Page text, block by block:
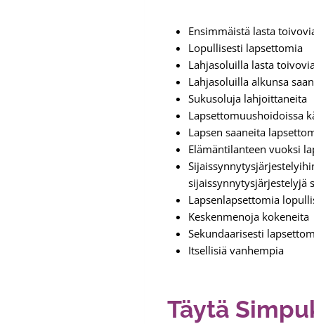
Ensimmäistä lasta
Lopullisesti lapsettomia
Lahjasoluilla lasta
Lahjasoluilla alkunsa
Sukusoluja lahjoittaneita
Lapsettomuushoidoissa
Lapsen saaneita
Elämäntilanteen vuoksi
sijaissynnytysjärjestelyjä
Lapsenlapsettomia
Keskenmenoja kokeneita
Sekundaarisesti
Itsellisiä vanhempia
Täytä